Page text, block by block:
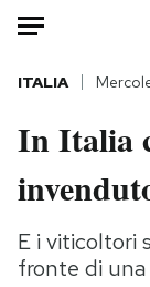
HOME
Italia
Politica
Tecnologia
ITALIA
In Italia
E i viticoltori
fronte di